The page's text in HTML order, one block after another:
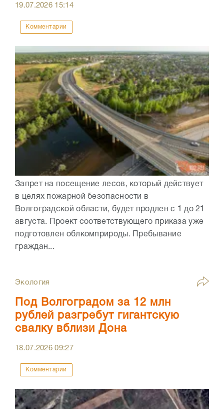
19.07.2026 15:14
Комментарии
Запрет на посещение лесов, который действует
в целях пожарной безопасности в
Волгоградской области, будет продлен с 1 до 21
августа. Проект соответствующего приказа уже
подготовлен облкомприроды. Пребывание
граждан...
Экология
Под Волгоградом за 12 млн
рублей разгребут гигантскую
свалку вблизи Дона
18.07.202609:27
Комментарии